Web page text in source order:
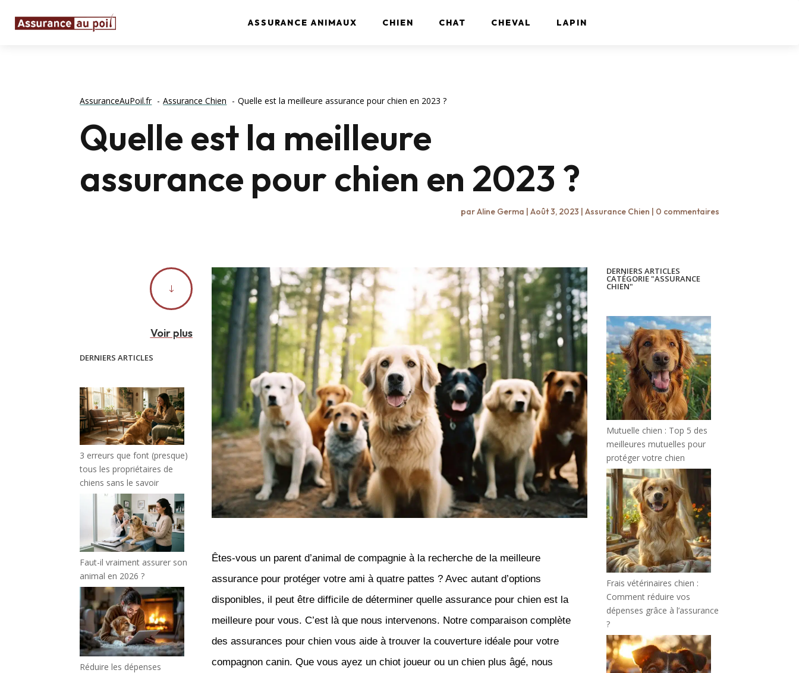
ASSURANCE ANIMAUX CHIEN CHAT CHEVAL LAPIN
AssuranceAuPoil.fr Assurance Chien Quelle est la meilleure assurance pour chien en 2023 ?
Quelle est la meilleure
assurance pour chien en 2023 ?
parAline Germa | Août 3, 2023 | Assurance Chien | 0 commentaires
"
Voir plus
DERNIERS ARTICLES
3 erreurs que font (presque)
tous les propriétaires de
chiens sans le savoir
Faut-il vraiment assurer son
animal en 2026 ?
Réduire les dépenses
Êtes-vous un parent d’animal de compagnie à la recherche de la meilleure
assurance pour protéger votre ami à quatre pattes ? Avec autant d’options
disponibles, il peut être difficile de déterminer quelle assurance pour chien est la
meilleure pour vous. C’est là que nous intervenons. Notre comparaison complète
des assurances pour chien vous aide à trouver la couverture idéale pour votre
compagnon canin. Que vous ayez un chiot joueur ou un chien plus âgé, nous
DERNIERS ARTICLES
CATÉGORIE "ASSURANCE
CHIEN"
Mutuelle chien : Top 5 des
meilleures mutuelles pour
protéger votre chien
Frais vétérinaires chien :
Comment réduire vos
dépenses grâce à l’assurance
?